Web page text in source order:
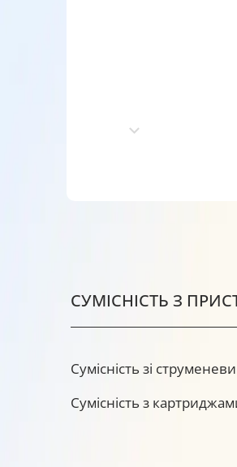
СУМІСНІСТЬ З
Сумісність зі
Сумісність з